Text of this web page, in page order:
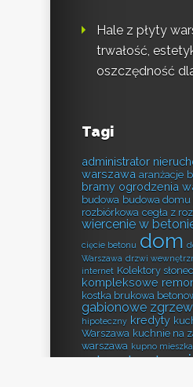
Hale z płyty
trwałość,
oszczędność
Tagi
administrator
warszawa aranżacje
bramy ogrodzenia
budowa budowa
rozbiórkowa cegła z
wiercenie w
cięcie betonu dom
Warszawa drzwi
internet Kolektory
kompleksowe
kostka brukowa
gabionowe
hipoteczny kredyty
Warszawa kuchnie na
warszawa kupno
mieszkania